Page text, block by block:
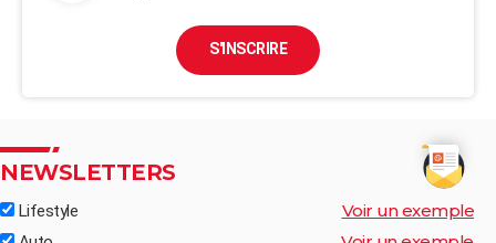
S'INSCRIRE
NEWSLETTERS
Lifestyle Voir un exemple